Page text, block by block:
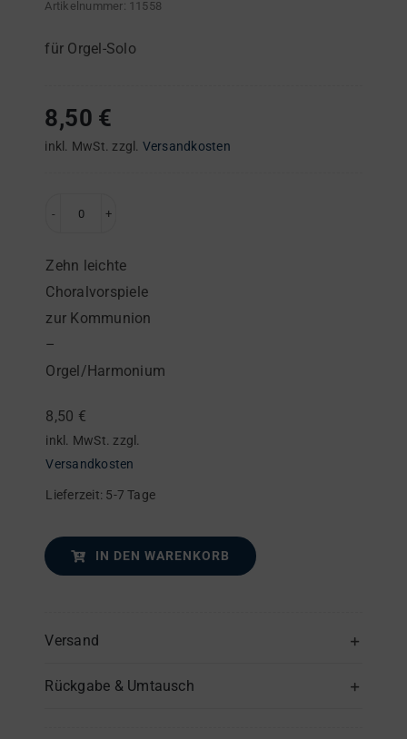
Artikelnummer: 11558
für Orgel-Solo
8,50 €
inkl. MwSt. zzgl. Versandkosten
Menge
Zehn leichte
Choralvorspiele
zur Kommunion
–
Orgel/Harmonium
8,50 €
inkl. MwSt. zzgl.
Versandkosten
Lieferzeit: 5-7 Tage
IN DEN WARENKORB
Versand
Rückgabe & Umtausch